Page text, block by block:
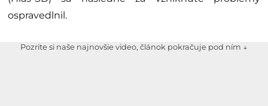
ospravedlnil.
Pozrite si naše najnovšie video, článok pokračuje pod ním ↓